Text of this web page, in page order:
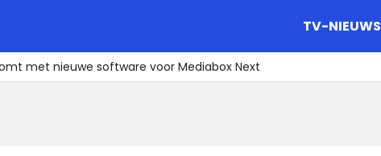
TV-NIEUWS
met nieuwe software voor Mediabox Next